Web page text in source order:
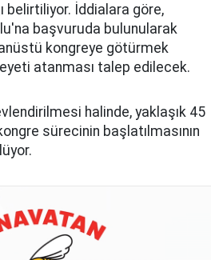
belirtiliyor. İddialara göre,
başvuruda bulunularak
kongreye götürmek
atanması talep edilecek.
halinde, yaklaşık 45
sürecinin başlatılmasının